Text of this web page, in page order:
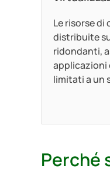
Le risorse di
distribuite
ridondanti,
applicazioni
limitati a un
Perché